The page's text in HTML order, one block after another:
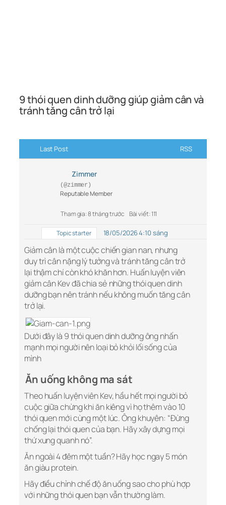
9 thói quen dinh dưỡng giúp giảm cân và
tránh tăng cân trở lại
Last Post RSS
Zimmer
(@zimmer)
Reputable Member
Tham gia: 8 tháng trước Bài viết: 111
Topic starter 18/05/2026 4:10 sáng
Giảm cân là một cuộc chiến gian nan, nhưng
duy trì cân nặng lý tưởng và tránh tăng cân trở
lại thậm chí còn khó khăn hơn. Huấn luyện viên
giảm cân Kev đã chia sẻ những thói quendinh
dưỡngbạn nên tránh nếu không muốn tăng cân
trở lại.
Dưới đây là 9thói quen dinh dưỡngông nhấn
mạnh mọi người nên loại bỏ khỏi lối sống của
mình
Ăn uống không ma sát
Theo huấn luyện viên Kev, hầu hết mọi người bỏ
cuộc giữa chừng khi ăn kiêng vì họ thêm vào 10
thói quen mới cùng một lúc. Ông khuyên: “Đừng
chống lại thói quen của bạn. Hãy xây dựng mọi
thứ xung quanh nó”.
Ăn ngoài 4 đêm một tuần? Hãy học ngay 5 món
ăn giàu protein.
Hãy điều chỉnh chế độ ăn uống sao cho phù hợp
với những thói quen bạn vẫn thường làm.